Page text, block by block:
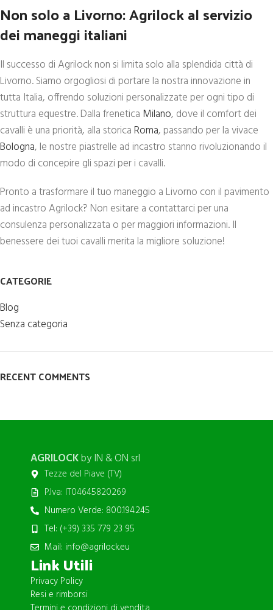
Non solo a Livorno: Agrilock al servizio
dei maneggi italiani
Il successo di Agrilock non si limita solo alla splendida città di
Livorno. Siamo orgogliosi di portare la nostra innovazione in
tutta Italia, offrendo soluzioni personalizzate per ogni tipo di
struttura equestre. Dalla frenetica Milano, dove il comfort dei
cavalli è una priorità, alla storicaRoma, passando per la vivace
Bologna, le nostre piastrelle ad incastro stanno rivoluzionando il
modo di concepire gli spazi per i cavalli.
Pronto a trasformare il tuo maneggio a Livorno con il pavimento
ad incastro Agrilock? Non esitare a contattarci per una
consulenza personalizzata o per maggiori informazioni. Il
benessere dei tuoi cavalli merita la migliore soluzione!
CATEGORIE
Blog
Senza categoria
RECENT COMMENTS
AGRILOCKby IN & ON srl
Tezze del Piave (TV)
P.Iva: IT04645820269
Numero Verde: 800.194.245
Tel: (+39) 335 779 23 95
Mail: info@agrilock.eu
Link Utili
Privacy Policy
Resi e rimborsi